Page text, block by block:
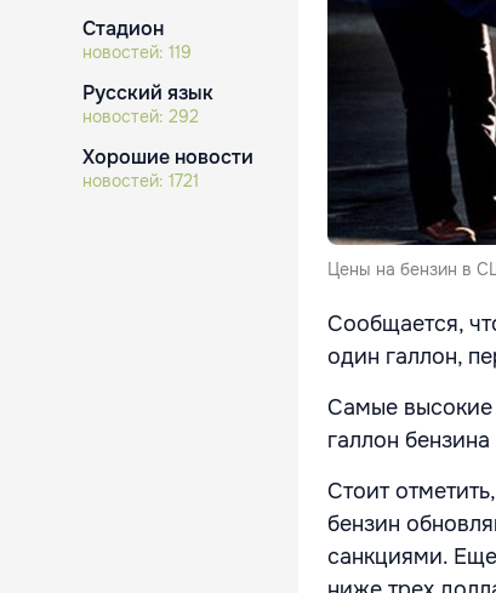
Стадион
новостей: 119
Русский язык
новостей: 292
Хорошие новости
новостей: 1721
Цены на бензин в
Сообщается,
один галлон,
Самые высокие
галлон
Стоит
бензин
санкциями.